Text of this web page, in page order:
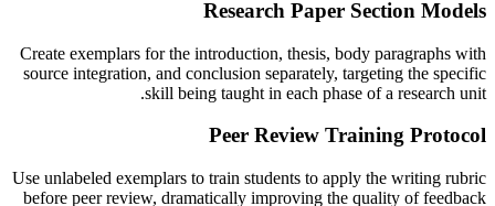
Research Paper Section Models
Create exemplars for the introduction, thesis, body paragraphs with
source integration, and conclusion separately, targeting the specific
skill being taught in each phase of a research unit.
Peer Review Training Protocol
Use unlabeled exemplars to train students to apply the writing rubric
before peer review, dramatically improving the quality of feedback